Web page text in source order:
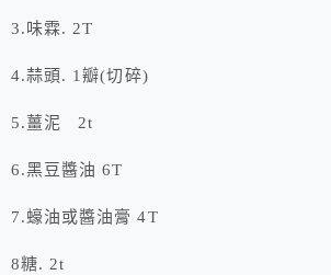
3.味霖. 2T
4.蒜頭. 1瓣(切碎)
5.薑泥 2t
6.黑豆醬油 6T
7.蠔油或醬油膏 4T
8糖. 2t